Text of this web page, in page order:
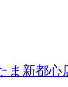
ま新都心